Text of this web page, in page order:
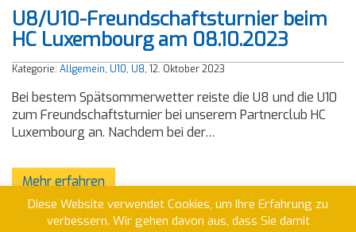
U8/U10-Freundschaftsturnier beim
HC Luxembourg am 08.10.2023
Kategorie: Allgemein, U10, U8, 12. Oktober 2023
Bei bestem Spätsommerwetter reiste die U8 und die U10
zum Freundschaftsturnier bei unserem Partnerclub HC
Luxembourg an. Nachdem bei der…
Mehr erfahren
Diese Website verwendet Cookies, um Ihre Erfahrung zu
verbessern. Wir gehen davon aus, dass Sie damit